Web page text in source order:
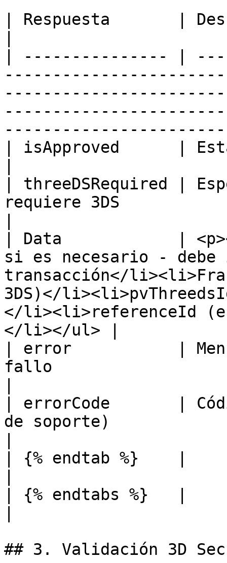
| Respuesta       |
| --------------- |
| isApproved      |
| threeDSRequired |
requiere 3DS
| Data            | <p></
si es necesario -
transacción</
3DS)</
</li><li>referenceId
</li></ul> |
| error           |
fallo
| errorCode       |
de soporte)
| {% endtab %}    |
| {% endtabs %}   |
## 3. Validación 3D